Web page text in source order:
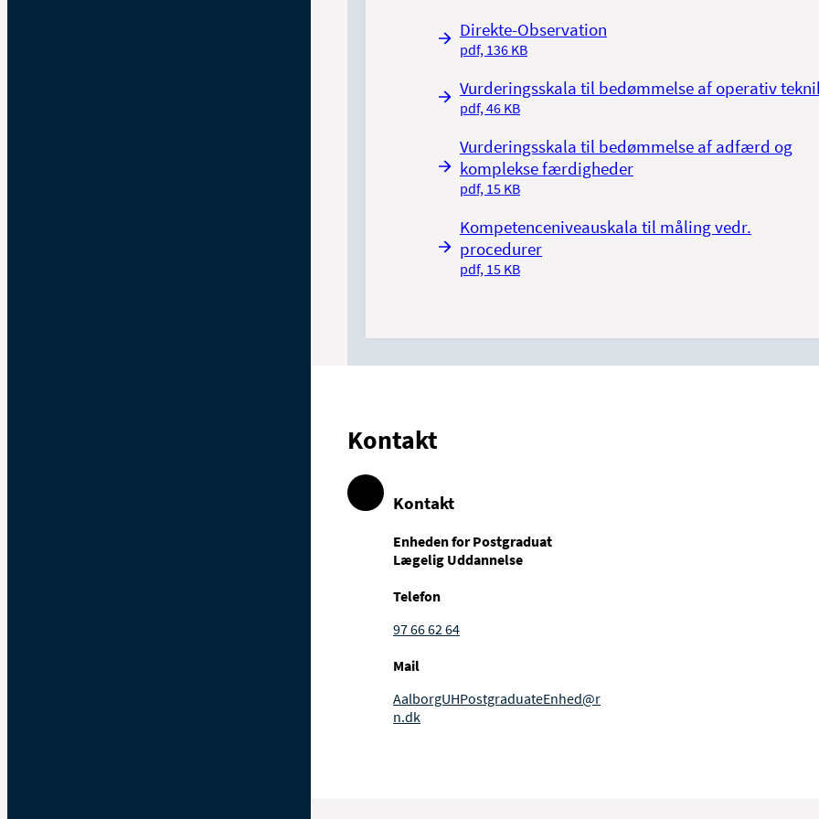
Direkte-Observation
pdf, 136 KB
Vurderingsskala til bedømmelse af operativ
pdf, 46 KB
Vurderingsskala til bedømmelse af adfærd og
komplekse færdigheder
pdf, 15 KB
Kompetenceniveauskala til måling vedr.
procedurer
pdf, 15 KB
Kontakt
Kontakt
Enheden for Postgraduat
Lægelig Uddannelse
Telefon
97 66 62 64
Mail
AalborgUHPostgraduateEnhed@r
n.dk